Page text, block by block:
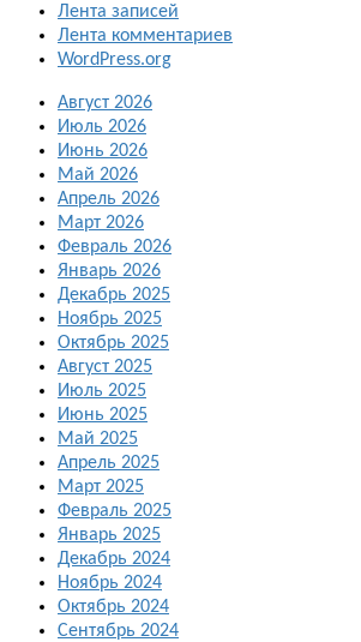
Лента записей
Лента комментариев
WordPress.org
Август 2026
Июль 2026
Июнь 2026
Май 2026
Апрель 2026
Март 2026
Февраль 2026
Январь 2026
Декабрь 2025
Ноябрь 2025
Октябрь 2025
Август 2025
Июль 2025
Июнь 2025
Май 2025
Апрель 2025
Март 2025
Февраль 2025
Январь 2025
Декабрь 2024
Ноябрь 2024
Октябрь 2024
Сентябрь 2024